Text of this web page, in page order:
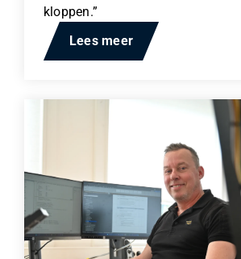
kloppen.”
Lees meer